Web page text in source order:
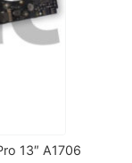
13″ A1706